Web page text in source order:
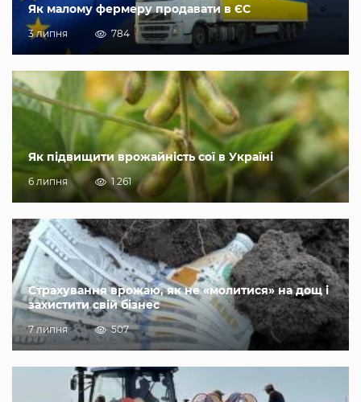
Як малому фермеру продавати в ЄС
3 липня 784
Як підвищити врожайність сої в Україні
6 липня 1 261
Страхування врожаю, як не «молитися» на дощ і
захистити свій бізнес
7 липня 507